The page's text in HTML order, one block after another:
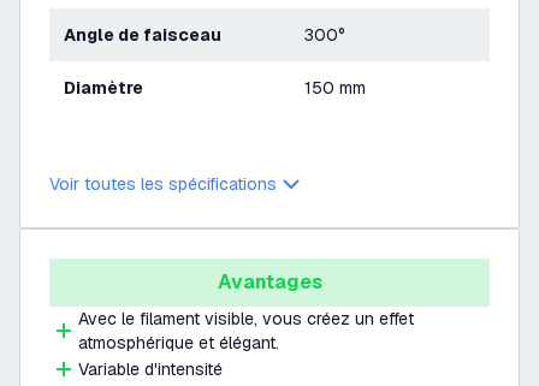
Angle de faisceau 300°
Diamètre 150 mm
Voir toutes les spécifications
Avantages
Avec le filament visible, vous créez un effet
atmosphérique et élégant.
Variable d'intensité